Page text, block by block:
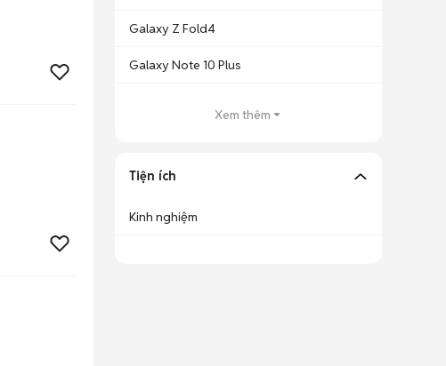
Galaxy Z Fold4
Galaxy Note 10 Plus
Xem thêm
Tiện ích
Kinh nghiệm